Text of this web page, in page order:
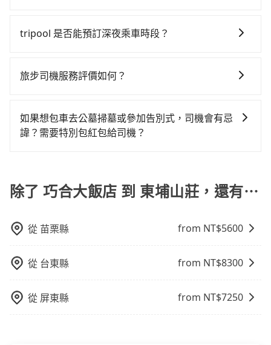
費時2小時51分鐘。選擇搭乘高鐵而不預約包車，不僅每
三人以下要乘車，也可參考tripool的拼車共乘服務，最
數超過四位，更是沒有較大的七人座或九人座可供選
修理，每一次租車都好像在開樂透一樣。另外，偶爾也
車或者要載其他乘客的人來說就有不小的風險。最後，
雖然路邊隨租隨還看似方便，但實際使用時還是有其區
台中市有些計程車司機不按錶計費，約有27%會採現場
你們人數超過四位時，叫兩輛計程車的費用就貴了，改
或者任何跨縣市接送的需求，tripool都能滿足你。乘車
寄出電子收據。
繫好安全帶，如四歲以下或身高不足的幼童無法正常綁
選租用適合1~4歲的兒童汽車座椅或4歲以上的增高墊，
攜帶汽車座椅，不僅家中小寶貝坐的舒適習慣。
tripool 是否能預訂深夜乘車時段？
旅步司機服務評價如何？
機非常高的評價，認為他們非常專業且親切！讓他們的
旅程更加順暢和舒適。」
如果想包車去公墓掃墓或參加告別式，司機會有忌
諱？需要特別包紅包給司機？
如需要載運骨灰罈或在車上進行法事等作業，建議在訂
車前先向客服詢問是否有相應的司機可配合，以避免後
您自行決定。不過，建議可事先詢問司機是否接受。」
除了 巧合大飯店 到 東埔山莊，還有⋯
從 苗栗縣 from NT$5600
從 台東縣 from NT$8300
從 屏東縣 from NT$7250